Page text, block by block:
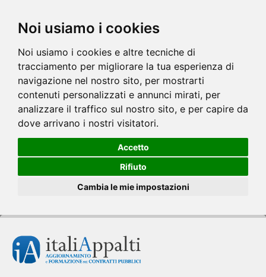
Noi usiamo i cookies
Noi usiamo i cookies e altre tecniche di
tracciamento per migliorare la tua esperienza di
navigazione nel nostro sito, per mostrarti
contenuti personalizzati e annunci mirati, per
analizzare il traffico sul nostro sito, e per capire da
dove arrivano i nostri visitatori.
Accetto
Rifiuto
Cambia le mie impostazioni